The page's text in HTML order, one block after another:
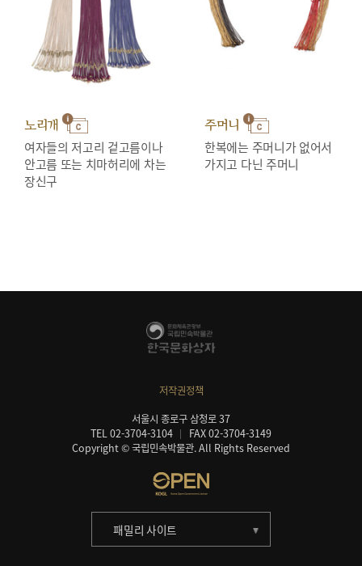
노리개
여자들의 저고리 겉고름이나
안고름 또는 치마허리에 차는
장신구
주머니
한복에는 주머니가 없어서
가지고 다닌 주머니
저작권정책
서울시 종로구 삼청로 37
TEL 02-3704-3104
FAX 02-3704-3149
Copyright © 국립민속박물관. All Rights Reserved
패밀리 사이트